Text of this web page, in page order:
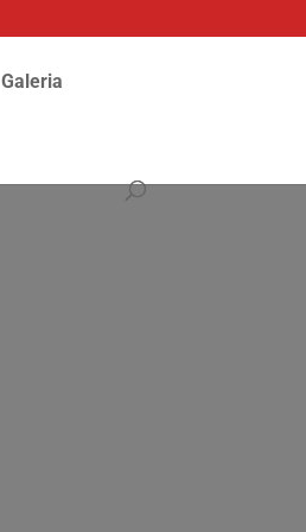
Galeria